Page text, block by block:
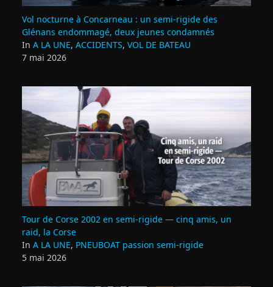
Vol nocturne à Concarneau : un semi‑rigide des
Glénans endommagé, deux jeunes condamnés
In A LA UNE, ACCIDENTS, VOL DE BATEAU
7 mai 2026
Tour de Corse 2002 en semi‑rigide — cinq amis, un
raid, la Corse
In A LA UNE, PNEUBOAT passion semi-rigide
5 mai 2026